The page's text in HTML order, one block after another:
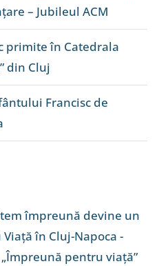
– Jubileul ACM
primite în Catedrala
din Cluj
Francisc de
împreună devine un
în Cluj-Napoca -
pentru viață”